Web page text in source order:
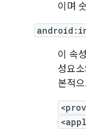
이며
이 속
성요
본적